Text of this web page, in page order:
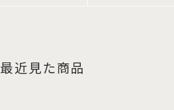
最近見た商品